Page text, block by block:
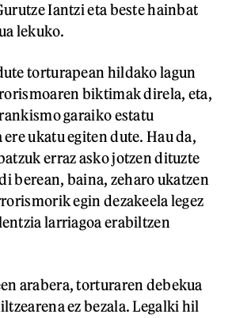
Iantzi eta beste hainbat
lekuko.
torturapean hildako lagun
biktimak direla, eta,
garaiko estatu
ukatu egiten dute. Hau da,
erraz asko jotzen dituzte
berean, baina, zeharo ukatzen
egin dezakeela legez
larriagoa erabiltzen
arabera, torturaren debekua
ez bezala. Legalki hil